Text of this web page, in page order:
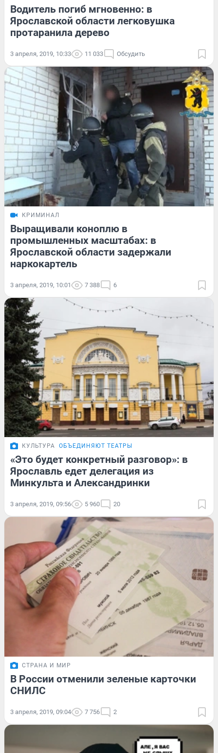
Водитель погиб мгновенно: в
Ярославской области легковушка
протаранила дерево
3 апреля, 2019, 10:33 11 033 Обсудить
КРИМИНАЛ
Выращивали коноплю в
промышленных масштабах: в
Ярославской области задержали
наркокартель
3 апреля, 2019, 10:01 7 388 6
КУЛЬТУРА ОБЪЕДИНЯЮТ ТЕАТРЫ
«Это будет конкретный разговор»: в
Ярославль едет делегация из
Минкульта и Александринки
3 апреля, 2019, 09:56 5 960 20
СТРАНА И МИР
В России отменили зеленые карточки
СНИЛС
3 апреля, 2019, 09:04 7 756 2